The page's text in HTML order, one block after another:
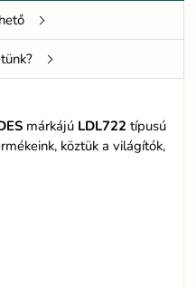
márkájú LDL722 típusú
köztük a világítók,